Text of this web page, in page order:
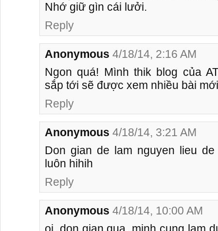
Nhớ giữ gìn cái lưởi.
Reply
Anonymous 4/18/14, 2:16 AM
Ngon quá! Mình thik blog của
sắp tới sẽ được xem nhiều bài
Reply
Anonymous 4/18/14, 3:21 AM
Don gian de lam nguyen lieu
luôn hihih
Reply
Anonymous 4/18/14, 10:00 AM